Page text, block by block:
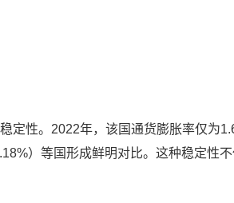
定性。2022年，该国通货膨胀率仅为
）等国形成鲜明对比。这种稳定性